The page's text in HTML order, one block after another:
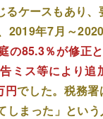
ケースもあり、
2019年7月～
の85.3％が修正
ミス等により追
円でした。税務
しまった」とい